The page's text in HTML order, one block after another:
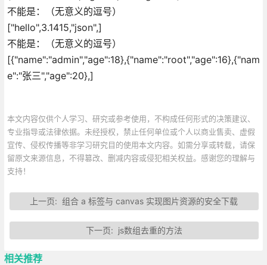
不能是：（无意义的逗号）
["hello",3.1415,"json",]
不能是：（无意义的逗号）
[{"name":"admin","age":18},{"name":"root","age":16},{"nam
e":"张三","age":20},]
本文内容仅供个人学习、研究或参考使用，不构成任何形式的决策建议、
专业指导或法律依据。未经授权，禁止任何单位或个人以商业售卖、虚假
宣传、侵权传播等非学习研究目的使用本文内容。如需分享或转载，请保
留原文来源信息，不得篡改、删减内容或侵犯相关权益。感谢您的理解与
支持！
上一页:组合 a 标签与 canvas 实现图片资源的安全下载
下一页: js数组去重的方法
相关推荐